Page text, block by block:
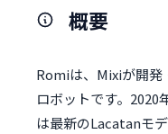
概要
Romiは、Mixiが開発
ロボットです。2020
は最新のLacatanモ